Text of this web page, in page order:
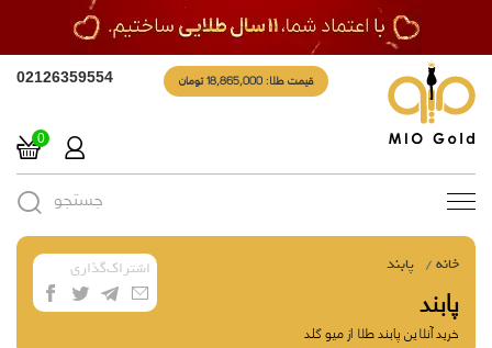
قیمت طلا: 18,865,000 تومان 02126359554
0
Toggle جستجو
خانه پابند
پابند
خرید آنلاین پابند طلا از میو گلد
اشتراک‌گذاری